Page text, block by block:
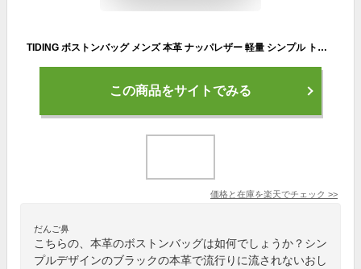
TIDING ボストンバッグ メンズ 本革 ナッパレザー 軽量 シンプル トラベルバッグ 1泊 2泊 ゴルフ 旅行鞄 修学旅行 帰省 大容量 2WAY 牛革 黒
この商品をサイトでみる
価格と在庫を楽天でチェック >>
だんご鼻
こちらの、本革のボストンバッグは如何でしょうか？シン
プルデザインのブラックの本革で流行りに流されないおし